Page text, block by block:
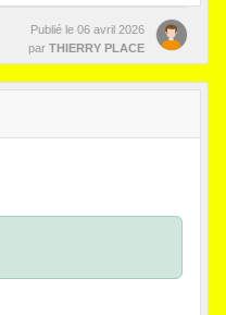
Publié le 06 avril 2026
par THIERRY PLACE